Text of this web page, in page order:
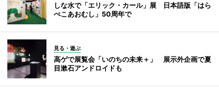
しな水で「エリック・カール」展 日本語版「はら
ぺこあおむし」50周年で
見る・遊ぶ
高ゲで展覧会「いのちの未来＋」 展示外企画で夏
目漱石アンドロイドも